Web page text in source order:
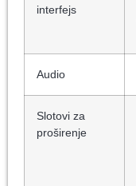
interfejs
Audio
Slotovi za
proširenje